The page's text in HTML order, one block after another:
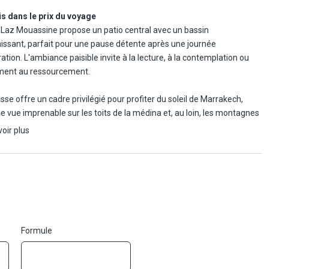
dans le prix du voyage
Laz Mouassine propose un patio central avec un bassin
parfait pour une pause détente après une journée
L'ambiance paisible invite à la lecture, à la contemplation ou
au ressourcement.
offre un cadre privilégié pour profiter du soleil de Marrakech,
vue imprenable sur les toits de la médina et, au loin, les montagnes
Un espace idéal pour se prélasser sur un transat en savourant un
ainsi qu'un hammam traditionnel, pour des instants de
dans la plus pure tradition marocaine.
plus
Formule